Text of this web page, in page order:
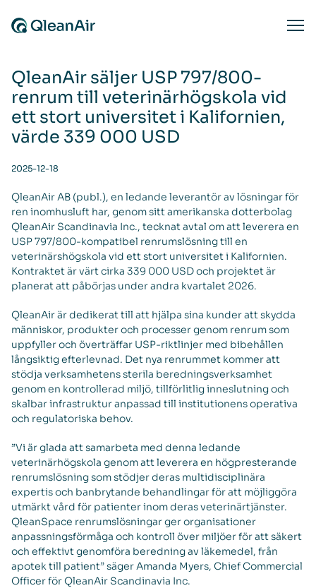
QleanAir säljer USP 797/800-
renrum till veterinärhögskola vid
ett stort universitet i Kalifornien,
värde 339 000 USD
2025-12-18
QleanAir AB (publ.), en ledande leverantör av lösningar för
ren inomhusluft har, genom sitt amerikanska dotterbolag
QleanAir Scandinavia Inc., tecknat avtal om att leverera en
USP 797/800-kompatibel renrumslösning till en
veterinärshögskola vid ett stort universitet i Kalifornien.
Kontraktet är värt cirka 339 000 USD och projektet är
planerat att påbörjas under andra kvartalet 2026.
QleanAir är dedikerat till att hjälpa sina kunder att skydda
människor, produkter och processer genom renrum som
uppfyller och överträffar USP-riktlinjer med bibehållen
långsiktig efterlevnad. Det nya renrummet kommer att
stödja verksamhetens sterila beredningsverksamhet
genom en kontrollerad miljö, tillförlitlig inneslutning och
skalbar infrastruktur anpassad till institutionens operativa
och regulatoriska behov.
”Vi är glada att samarbeta med denna ledande
veterinärhögskola genom att leverera en högpresterande
renrumslösning som stödjer deras multidisciplinära
expertis och banbrytande behandlingar för att möjliggöra
utmärkt vård för patienter inom deras veterinärtjänster.
QleanSpace renrumslösningar ger organisationer
anpassningsförmåga och kontroll över miljöer för att säkert
och effektivt genomföra beredning av läkemedel, från
apotek till patient” säger Amanda Myers, Chief Commercial
Officer för QleanAir Scandinavia Inc.